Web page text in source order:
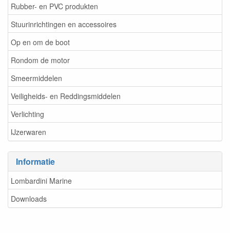
Rubber- en PVC produkten
Stuurinrichtingen en accessoires
Op en om de boot
Rondom de motor
Smeermiddelen
Veiligheids- en Reddingsmiddelen
Verlichting
IJzerwaren
Informatie
Lombardini Marine
Downloads